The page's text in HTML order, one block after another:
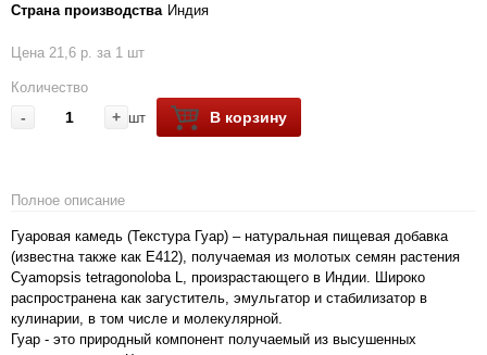
Страна производства Индия
Цена 21,6 р. за 1 шт
Количество
- + шт В корзину
Полное описание
Гуаровая камедь (Текстура Гуар) – натуральная пищевая добавка
(известна также как Е412), получаемая из молотых семян растения
Cyamopsis tetragonoloba L, произрастающего в Индии. Широко
распространена как загуститель, эмульгатор и стабилизатор в
кулинарии, в том числе и молекулярной.
Гуар - это природный компонент получаемый из высушенных